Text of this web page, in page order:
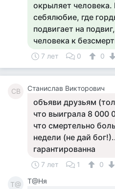
окрыляет человека.
себялюбие, где
подвигает на
человека к
7 лет 0 0
СВ Станислав Викторович
объяви друзьям
что выиграла 8 000
что смертельно
недели (не дай
гарантированна
7 лет 1 0
Т@ Т@Ня